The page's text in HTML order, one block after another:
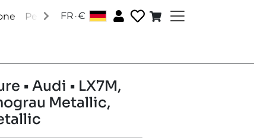
Peintures RAL Peintures spéciales
FR .€
• Audi • LX7M,
Metallic,